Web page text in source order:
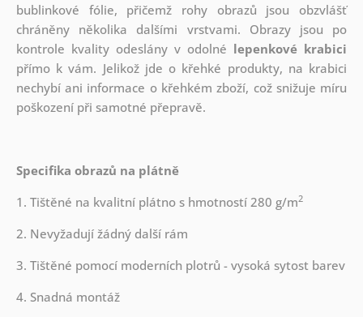
bublinkové fólie, přičemž rohy obrazů jsou obzvlášť
chráněny několika dalšími vrstvami. Obrazy jsou po
kontrole kvality odeslány v odolné lepenkové krabici
přímo k vám. Jelikož jde o křehké produkty, na krabici
nechybí ani informace o křehkém zboží, což snižuje míru
poškození při samotné přepravě.
Specifika obrazů na plátně
1. Tištěné na kvalitní plátno s hmotností 280 g/m2
2. Nevyžadují žádný další rám
3. Tištěné pomocí moderních plotrů - vysoká sytost barev
4. Snadná montáž